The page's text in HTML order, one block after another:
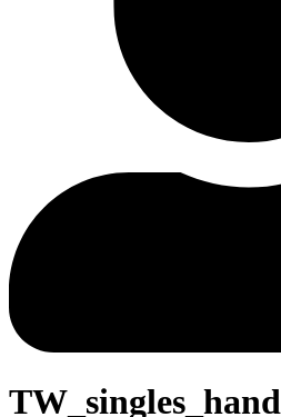
TW_singles_hand